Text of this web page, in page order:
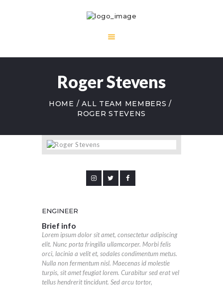
Roger Stevens
HOME
ALL TEAM MEMBERS
ROGER STEVENS
ENGINEER
Brief info
Lorem ipsum dolor sit amet, consectetur adipiscing
elit. Nunc porta fringilla ullamcorper. Morbi felis
orci, lacinia a velit et, sodales condimentum metus.
Nulla non fermentum nisl. Maecenas id molestie
turpis, sit amet feugiat lorem. Curabitur sed erat vel
tellus hendrerit tincidunt. Sed arcu tortor,